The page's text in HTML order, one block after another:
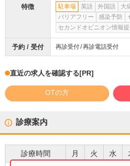
特徴
駐車場
英語 外国語 大
バリアフリー
感染予防
セカンドオピニオン情報
予約 / 受付 再診受付 再診電話受付
直近の求人を確認する[PR]
OTの方
診療案内
診療時間 月 火 水